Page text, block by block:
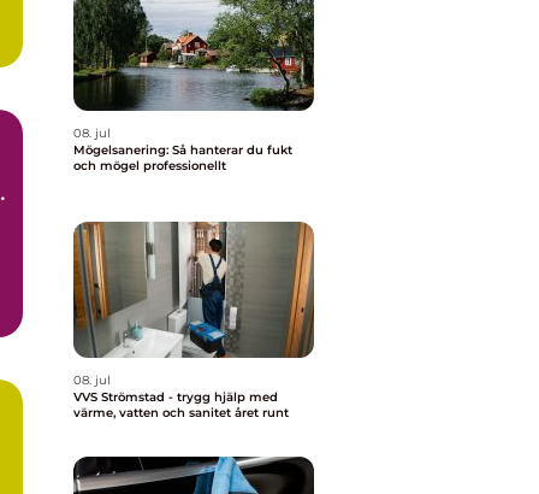
08. jul
Mögelsanering: Så hanterar du fukt
och mögel professionellt
08. jul
VVS Strömstad - trygg hjälp med
värme, vatten och sanitet året runt